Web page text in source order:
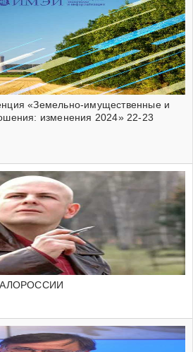
«Земельно-имущественные и
изменения 2024» 22-23